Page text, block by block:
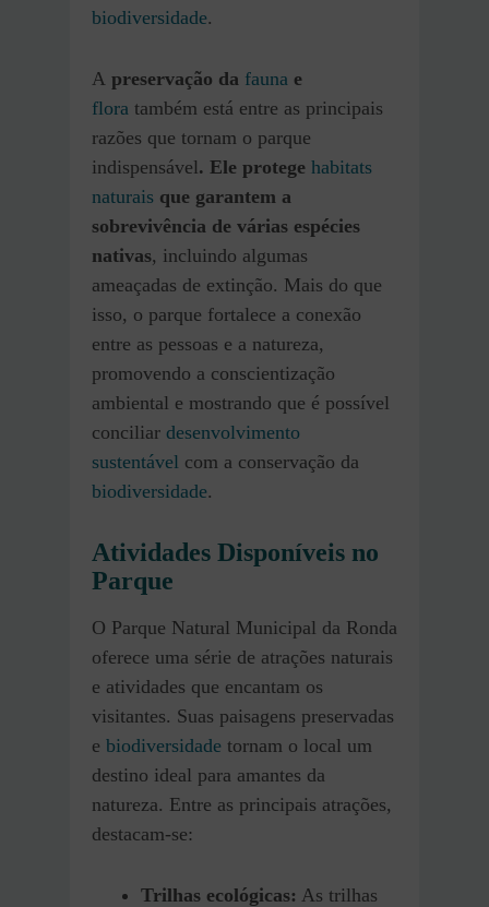
biodiversidade.
A preservação da fauna e
flora também está entre as principais
razões que tornam o parque
indispensável. Ele protege habitats
naturais que garantem a
sobrevivência de várias espécies
nativas, incluindo algumas
ameaçadas de extinção. Mais do que
isso, o parque fortalece a conexão
entre as pessoas e a natureza,
promovendo a conscientização
ambiental e mostrando que é possível
conciliar desenvolvimento
sustentável com a conservação da
biodiversidade.
Atividades Disponíveis no
Parque
O Parque Natural Municipal da Ronda
oferece uma série de atrações naturais
e atividades que encantam os
visitantes. Suas paisagens preservadas
e biodiversidade tornam o local um
destino ideal para amantes da
natureza. Entre as principais atrações,
destacam-se:
Trilhas ecológicas: As trilhas